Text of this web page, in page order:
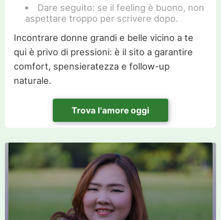
Dare seguito: se il feeling è buono, non
aspettare troppo per scrivere dopo.
Incontrare donne grandi e belle vicino a te
qui è privo di pressioni: è il sito a garantire
comfort, spensieratezza e follow-up
naturale.
Trova l'amore oggi